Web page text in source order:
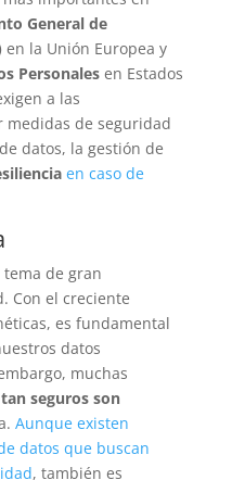
General de
en la Unión Europea y
Personalesen Estados
a las
de seguridad
datos, la gestión de
en caso de
de gran
Con el creciente
es fundamental
datos
muchas
seguros son
Aunque existen
datos que buscan
, también es